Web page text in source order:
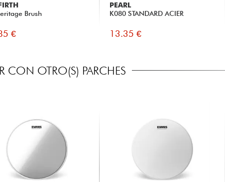
Brush
€
PEARL
K080 STANDARD ACIER
13.35 €
CON OTRO(S) PARCHES